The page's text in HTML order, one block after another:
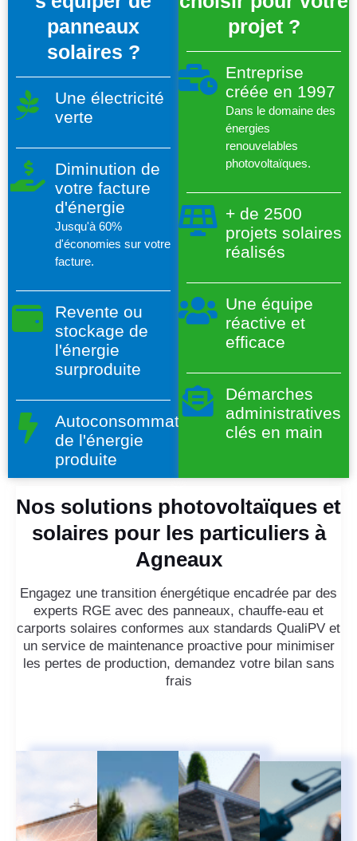
panneaux
solaires ?
Une électricité
verte
Diminution de
votre facture
d'énergie
Jusqu'à 60%
d'économies sur votre
facture.
Revente ou
stockage de
l'énergie
surproduite
Autoconsommation
de l'énergie
produite
projet ?
Entreprise
créée en 1997
Dans le domaine des
énergies
renouvelables
photovoltaïques.
+ de 2500
projets solaires
réalisés
Une équipe
réactive et
efficace
Démarches
administratives
clés en main
Nos solutions photovoltaïques et
solaires pour les particuliers à
Agneaux
Engagez une transition énergétique encadrée par des
experts RGE avec des panneaux, chauffe-eau et
carports solaires conformes aux standards QualiPV et
un service de maintenance proactive pour minimiser
les pertes de production, demandez votre bilan sans
frais